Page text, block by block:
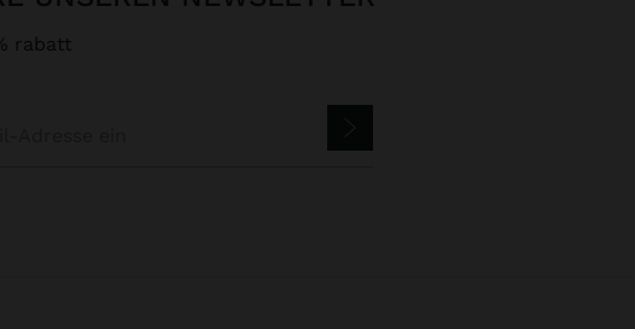
rabatt